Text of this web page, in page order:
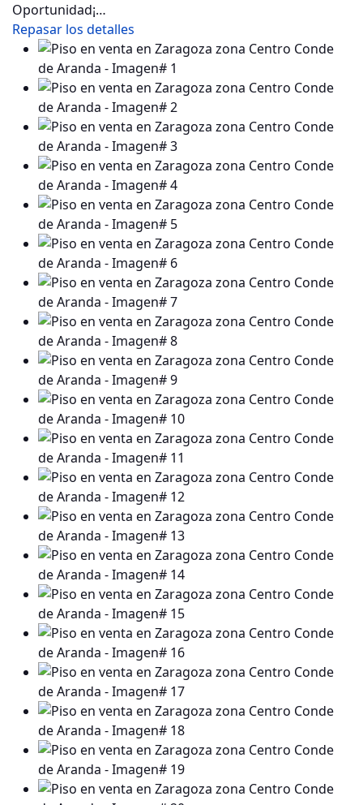
Oportunidad¡…
Repasar los detalles